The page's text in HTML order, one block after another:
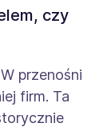
czy
przenośni
firm. Ta